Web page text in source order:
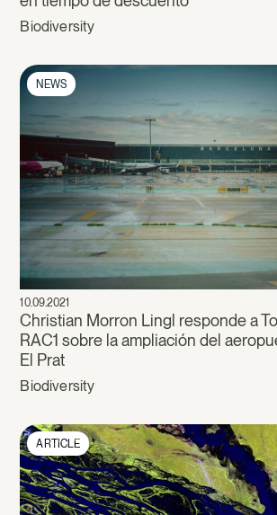
Biodiversity
NEWS
10.09.2021
Christian Morron Lingl responde a
RAC1 sobre la ampliación del
El Prat
Biodiversity
ARTICLE